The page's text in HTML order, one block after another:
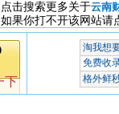
点击搜索更多关于云南
如果你打不开该网站请